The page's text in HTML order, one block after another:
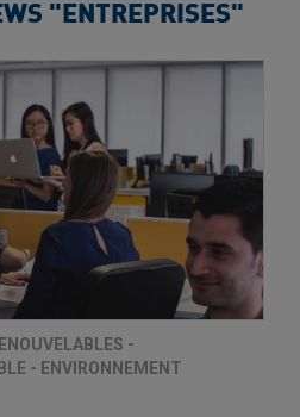
"ENTREPRISES"
-
- ENVIRONNEMENT